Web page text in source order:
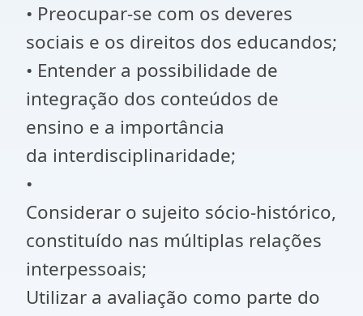
• Preocupar-se com os deveres
sociais e os direitos dos educandos;
• Entender a possibilidade de
integração dos conteúdos de
ensino e a importância
da interdisciplinaridade;
•
Considerar o sujeito sócio-histórico,
constituído nas múltiplas relações
interpessoais;
Utilizar a avaliação como parte do